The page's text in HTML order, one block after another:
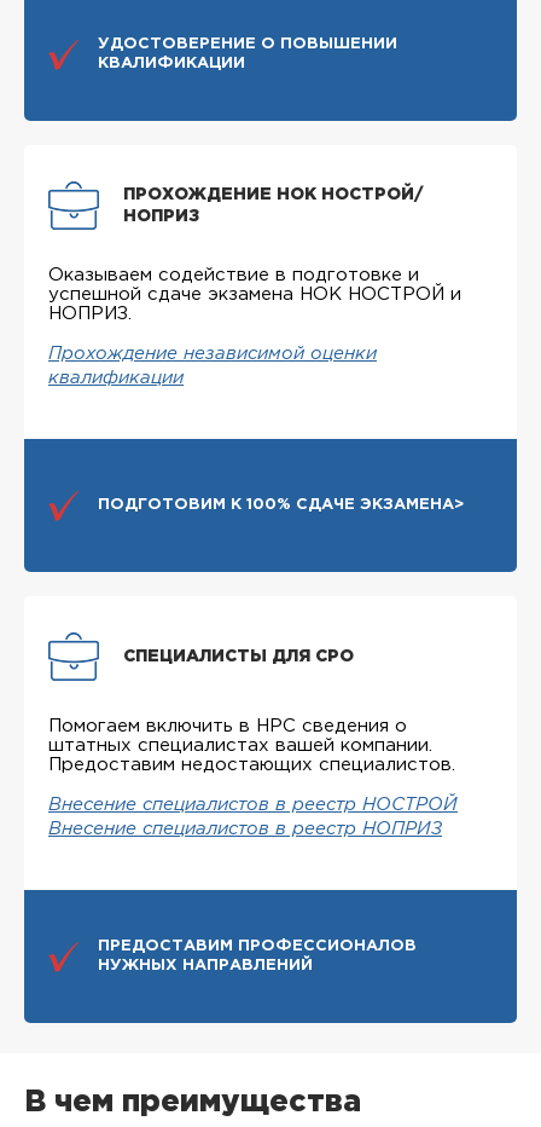
УДОСТОВЕРЕНИЕ О ПОВЫШЕНИИ
КВАЛИФИКАЦИИ
ПРОХОЖДЕНИЕ НОК НОСТРОЙ/
НОПРИЗ
Оказываем содействие в подготовке и
успешной сдаче экзамена НОК НОСТРОЙ и
НОПРИЗ.
Прохождение независимой оценки
квалификации
ПОДГОТОВИМ К 100% СДАЧЕ ЭКЗАМЕНА>
СПЕЦИАЛИСТЫ ДЛЯ СРО
Помогаем включить в НРС сведения о
штатных специалистах вашей компании.
Предоставим недостающих специалистов.
Внесение специалистов в реестр НОСТРОЙ
Внесение специалистов в реестр НОПРИЗ
ПРЕДОСТАВИМ ПРОФЕССИОНАЛОВ
НУЖНЫХ НАПРАВЛЕНИЙ
В чем преимущества